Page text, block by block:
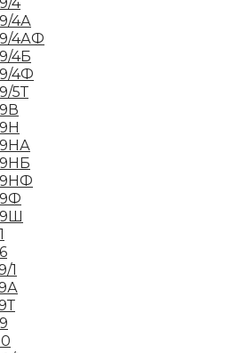
4А
4АФ
4Б
4Ф
5Т
1